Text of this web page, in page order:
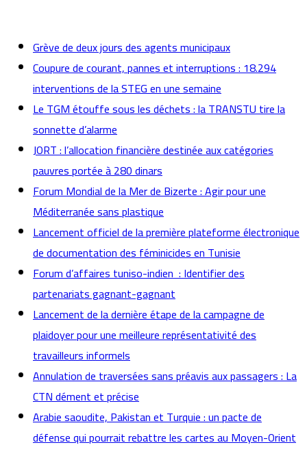
Grève de deux jours des agents municipaux
Coupure de courant, pannes et interruptions : 18.294
interventions de la STEG en une semaine
Le TGM étouffe sous les déchets : la TRANSTU tire la
sonnette d’alarme
JORT : l’allocation financière destinée aux catégories
pauvres portée à 280 dinars
Forum Mondial de la Mer de Bizerte : Agir pour une
Méditerranée sans plastique
Lancement officiel de la première plateforme électronique
de documentation des féminicides en Tunisie
Forum d’affaires tuniso-indien : Identifier des
partenariats gagnant-gagnant
Lancement de la dernière étape de la campagne de
plaidoyer pour une meilleure représentativité des
travailleurs informels
Annulation de traversées sans préavis aux passagers : La
CTN dément et précise
Arabie saoudite, Pakistan et Turquie : un pacte de
défense qui pourrait rebattre les cartes au Moyen-Orient